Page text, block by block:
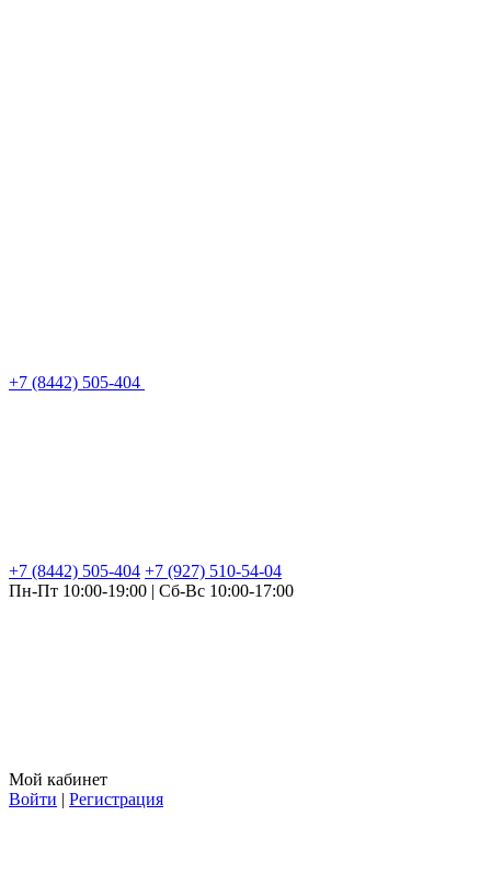
+7 (8442) 505-404
+7 (8442) 505-404 +7 (927) 510-54-04
Пн-Пт 10:00-19:00 | Сб-Вс 10:00-17:00
Мой кабинет
Войти | Регистрация